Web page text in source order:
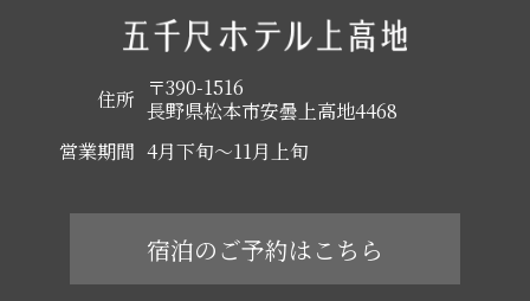
住所
〒390-1516
長野県松本市安曇上高地4468
営業期間 4月下旬～11月上旬
宿泊のご予約はこちら